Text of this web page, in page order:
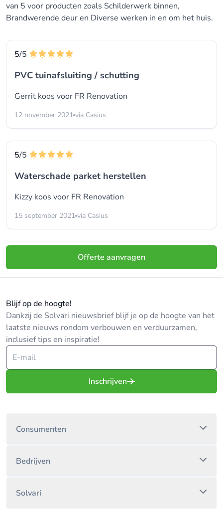
van 5 voor producten zoals Schilderwerk binnen,
Brandwerende deur en Diverse werken in en om het huis.
5/5
PVC tuinafsluiting / schutting
Gerrit koos voor FR Renovation
12 november 2021 via Casius
5/5
Waterschade parket herstellen
Kizzy koos voor FR Renovation
15 september 2021 via Casius
Offerte aanvragen
Blijf op de hoogte!
Dankzij de Solvari nieuwsbrief blijf je op de hoogte van het
laatste nieuws rondom verbouwen en verduurzamen,
inclusief tips en inspiratie!
Inschrijven
Consumenten
Bedrijven
Solvari